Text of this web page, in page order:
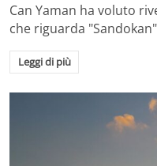
Can Yaman ha voluto
che riguarda
Leggi di più